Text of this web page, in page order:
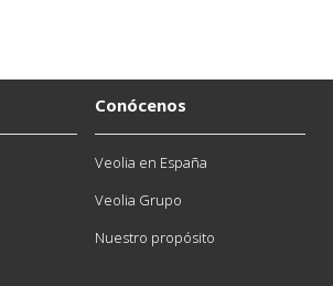
Conócenos
Veolia en España
Veolia Grupo
Nuestro propósito